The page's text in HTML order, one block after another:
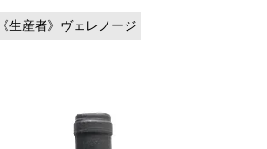
《生産者》ヴェレノージ